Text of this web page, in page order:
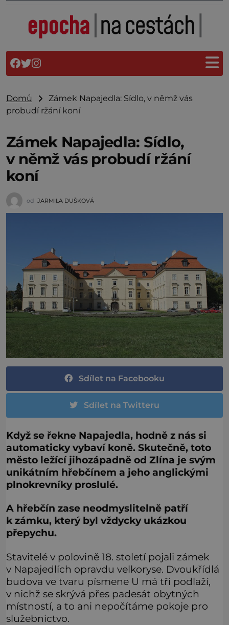
Domů
Zámek Napajedla: Sídlo, v němž vás
probudí ržání koní
Zámek Napajedla: Sídlo,
v němž vás probudí ržání
koní
od JARMILA DUŠKOVÁ
Sdílet na Facebooku
Sdílet na Twitteru
Když se řekne Napajedla, hodně z nás si
automaticky vybaví koně. Skutečně, toto
město ležící jihozápadně od Zlína je svým
unikátním hřebčínem a jeho anglickými
plnokrevníky proslulé.
A hřebčín zase neodmyslitelně patří
k zámku, který byl vždycky ukázkou
přepychu.
Stavitelé v polovině 18. století pojali zámek
v Napajedlích opravdu velkoryse. Dvoukřídlá
budova ve tvaru písmene U má tři podlaží,
v nichž se skrývá přes padesát obytných
místností, a to ani nepočítáme pokoje pro
služebnictvo.